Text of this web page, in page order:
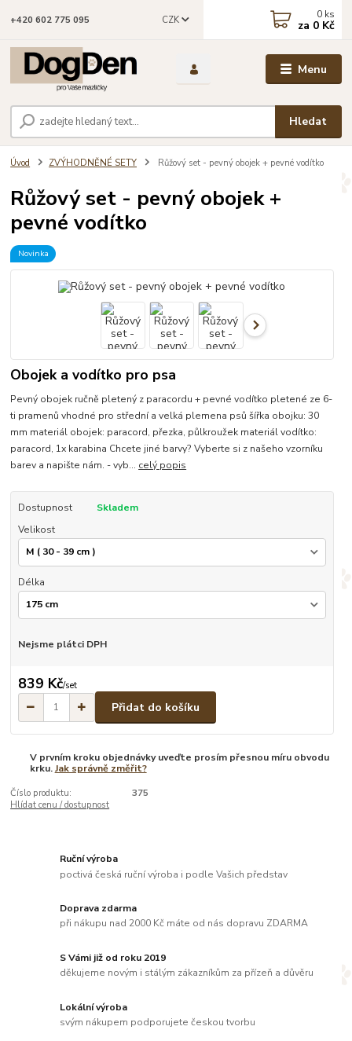
Menu
CZK
Hledat
+420 602 775 095 0 ks
za 0 Kč
Úvod ZVÝHODNĚNÉ SETY Růžový set - pevný obojek + pevné vodítko
Růžový set - pevný obojek +
pevné vodítko
Novinka
Obojek a vodítko pro psa
Pevný obojek ručně pletený z paracordu + pevné vodítko pletené ze 6-
ti pramenů vhodné pro střední a velká plemena psů šířka obojku: 30
mm materiál obojek: paracord, přezka, půlkroužek materiál vodítko:
paracord, 1x karabina Chcete jiné barvy? Vyberte si z našeho vzorníku
barev a napište nám. - vyb... celý popis
Dostupnost
Skladem
Velikost
Délka
Nejsme plátci DPH
839 Kč/set
Přidat do košíku
V prvním kroku objednávky uveďte prosím přesnou míru obvodu
krku.Jak správně změřit?
Číslo produktu:
375
Hlídat cenu / dostupnost
Ruční výroba
poctivá česká ruční výroba i podle Vašich představ
Doprava zdarma
při nákupu nad 2000 Kč máte od nás dopravu ZDARMA
S Vámi již od roku 2019
děkujeme novým i stálým zákazníkům za přízeň a důvěru
Lokální výroba
svým nákupem podporujete českou tvorbu